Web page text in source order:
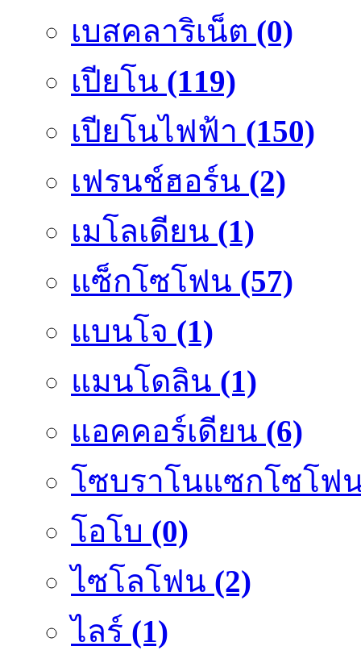
เบสคลาริเน็ต (0)
เปียโน (119)
เปียโนไฟฟ้า (150)
เฟรนช์ฮอร์น (2)
เมโลเดียน (1)
แซ็กโซโฟน (57)
แบนโจ (1)
แมนโดลิน (1)
แอคคอร์เดียน (6)
โซบราโนแซกโซโฟ
โอโบ (0)
ไซโลโฟน (2)
ไลร์ (1)